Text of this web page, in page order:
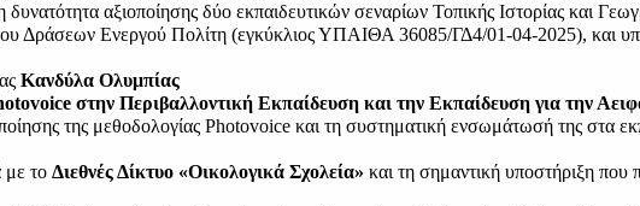
αξιοποίησης δύο εκπαιδευτικών σεναρίων Τοπικής Ιστορίας και
Δράσεων Ενεργού Πολίτη (εγκύκλιος ΥΠΑΙΘΑ 36085/ΓΔ4/01-04-2025), και
Κανδύλα Ολυμπίας
στην Περιβαλλοντική Εκπαίδευση και την Εκπαίδευση για την
της μεθοδολογίας Photovoice και τη συστηματική ενσωμάτωσή της στα
με το Διεθνές Δίκτυο «Οικολογικά Σχολεία» και τη σημαντική υποστήριξη που